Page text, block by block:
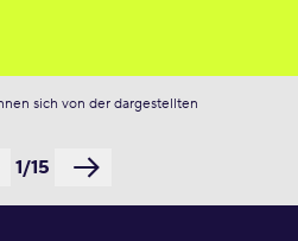
sich von der dargestellten
1/15